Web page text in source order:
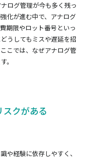
ログ管理が今も多く残っ
化が進む中で、アナログ
期限やロット番号といっ
うしてもミスや遅延を招
こでは、なぜアナログ管
。
クがある
や経験に依存しやすく、